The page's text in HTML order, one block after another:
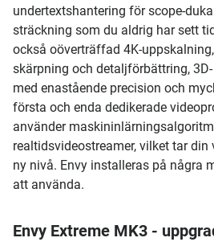
undertextshantering för scope-
sträckning som du aldrig har sett
också oöverträffad 4K-
skärpning och detaljförbättring,
med enastående precision och
första och enda dedikerade
använder
realtidsvideostreamer, vilket tar
ny nivå. Envy installeras på några
att använda.
Envy Extreme MK3 -